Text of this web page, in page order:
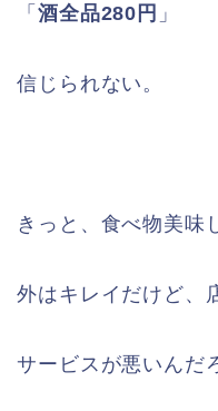
「 酒全品280円 」
信じられない。
きっと、食べ物美味
外はキレイだけど、
サービスが悪いんだ